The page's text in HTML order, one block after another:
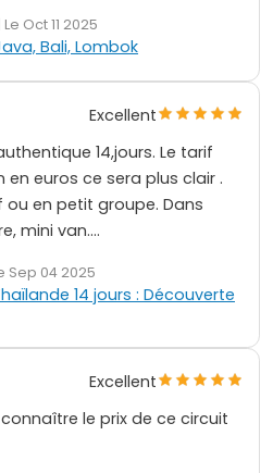
| Le Oct 11 2025
Bali, Lombok
Excellent
14,jours. Le tarif
en euros ce sera plus clair .
en petit groupe. Dans
mini van....
Sep 04 2025
14 jours : Découverte
Excellent
le prix de ce circuit